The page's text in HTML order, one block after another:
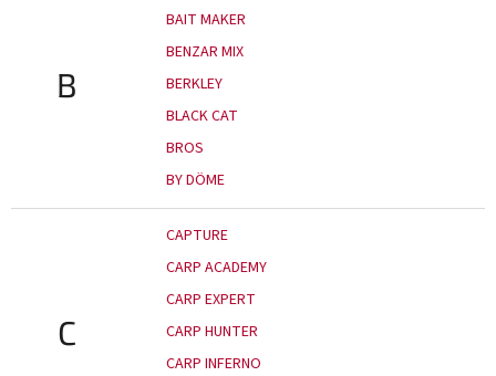
B
BAIT MAKER
BENZAR MIX
BERKLEY
BLACK CAT
BROS
BY DÖME
C
CAPTURE
CARP ACADEMY
CARP EXPERT
CARP HUNTER
CARP INFERNO